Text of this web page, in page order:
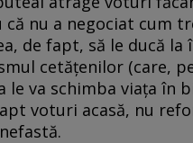
nu a negociat cum
de fapt, să le ducă
cetăţenilor (care,
le va schimba viaţa în
voturi acasă, nu